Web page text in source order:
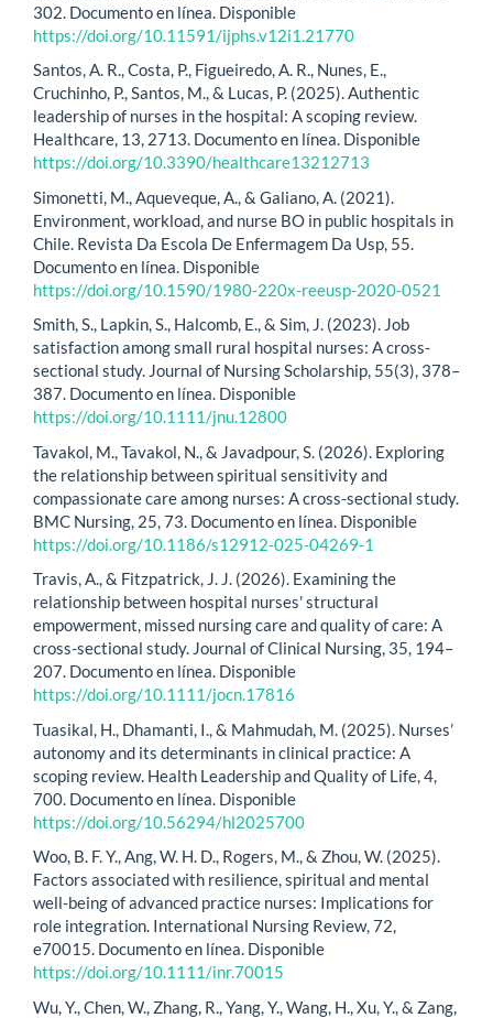
302. Documento en línea. Disponible
https://doi.org/10.11591/ijphs.v12i1.21770
Santos, A. R., Costa, P., Figueiredo, A. R., Nunes, E.,
Cruchinho, P., Santos, M., & Lucas, P. (2025). Authentic
leadership of nurses in the hospital: A scoping review.
Healthcare, 13, 2713. Documento en línea. Disponible
https://doi.org/10.3390/healthcare13212713
Simonetti, M., Aqueveque, A., & Galiano, A. (2021).
Environment, workload, and nurse BO in public hospitals in
Chile. Revista Da Escola De Enfermagem Da Usp, 55.
Documento en línea. Disponible
https://doi.org/10.1590/1980-220x-reeusp-2020-0521
Smith, S., Lapkin, S., Halcomb, E., & Sim, J. (2023). Job
satisfaction among small rural hospital nurses: A cross-
sectional study. Journal of Nursing Scholarship, 55(3), 378–
387. Documento en línea. Disponible
https://doi.org/10.1111/jnu.12800
Tavakol, M., Tavakol, N., & Javadpour, S. (2026). Exploring
the relationship between spiritual sensitivity and
compassionate care among nurses: A cross-sectional study.
BMC Nursing, 25, 73. Documento en línea. Disponible
https://doi.org/10.1186/s12912-025-04269-1
Travis, A., & Fitzpatrick, J. J. (2026). Examining the
relationship between hospital nurses' structural
empowerment, missed nursing care and quality of care: A
cross-sectional study. Journal of Clinical Nursing, 35, 194–
207. Documento en línea. Disponible
https://doi.org/10.1111/jocn.17816
Tuasikal, H., Dhamanti, I., & Mahmudah, M. (2025). Nurses’
autonomy and its determinants in clinical practice: A
scoping review. Health Leadership and Quality of Life, 4,
700. Documento en línea. Disponible
https://doi.org/10.56294/hl2025700
Woo, B. F. Y., Ang, W. H. D., Rogers, M., & Zhou, W. (2025).
Factors associated with resilience, spiritual and mental
well-being of advanced practice nurses: Implications for
role integration. International Nursing Review, 72,
e70015. Documento en línea. Disponible
https://doi.org/10.1111/inr.70015
Wu, Y., Chen, W., Zhang, R., Yang, Y., Wang, H., Xu, Y., & Zang,